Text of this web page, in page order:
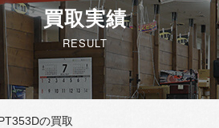
買取実績
RESULT
の買取